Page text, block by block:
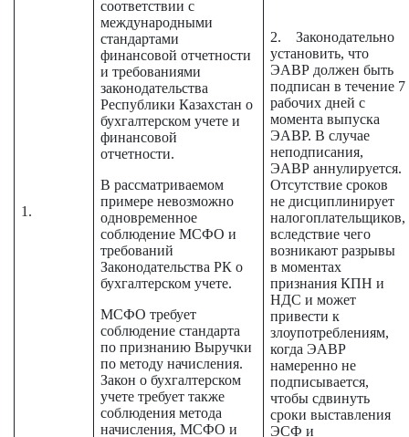
1.
соответствии с
международными
стандартами
финансовой отчетности
и требованиями
законодательства
Республики Казахстан о
бухгалтерском учете и
финансовой
отчетности.
В рассматриваемом
примере невозможно
одновременное
соблюдение МСФО и
требований
Законодательства РК о
бухгалтерском учете.
МСФО требует
соблюдение стандарта
по признанию Выручки
по методу начисления.
Закон о бухгалтерском
учете требует также
соблюдения метода
начисления, МСФО и
2. Законодательно
установить, что
ЭАВР должен быть
подписан в течение 7
рабочих дней с
момента выпуска
ЭАВР. В случае
неподписания,
ЭАВР аннулируется.
Отсутствие сроков
не дисциплинирует
налогоплательщиков,
вследствие чего
возникают разрывы
в моментах
признания КПН и
НДС и может
привести к
злоупотреблениям,
когда ЭАВР
намеренно не
подписывается,
чтобы сдвинуть
сроки выставления
ЭСФ и